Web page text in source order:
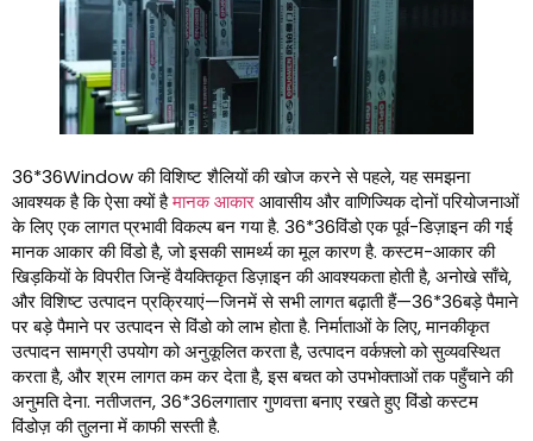
36*36Window की विशिष्ट शैलियों की खोज करने से पहले, यह समझना
आवश्यक है कि ऐसा क्यों हैमानक आकारआवासीय और वाणिज्यिक दोनों परियोजनाओं
के लिए एक लागत प्रभावी विकल्प बन गया है. 36*36विंडो एक पूर्व-डिज़ाइन की गई
मानक आकार की विंडो है, जो इसकी सामर्थ्य का मूल कारण है. कस्टम-आकार की
खिड़कियों के विपरीत जिन्हें वैयक्तिकृत डिज़ाइन की आवश्यकता होती है, अनोखे साँचे,
और विशिष्ट उत्पादन प्रक्रियाएं—जिनमें से सभी लागत बढ़ाती हैं—36*36बड़े पैमाने
पर बड़े पैमाने पर उत्पादन से विंडो को लाभ होता है. निर्माताओं के लिए, मानकीकृत
उत्पादन सामग्री उपयोग को अनुकूलित करता है, उत्पादन वर्कफ़्लो को सुव्यवस्थित
करता है, और श्रम लागत कम कर देता है, इस बचत को उपभोक्ताओं तक पहुँचाने की
अनुमति देना. नतीजतन, 36*36लगातार गुणवत्ता बनाए रखते हुए विंडो कस्टम
विंडोज़ की तुलना में काफी सस्ती है.